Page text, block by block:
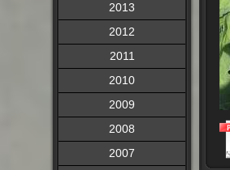
2013
2012
2011
2010
2009
2008
2007